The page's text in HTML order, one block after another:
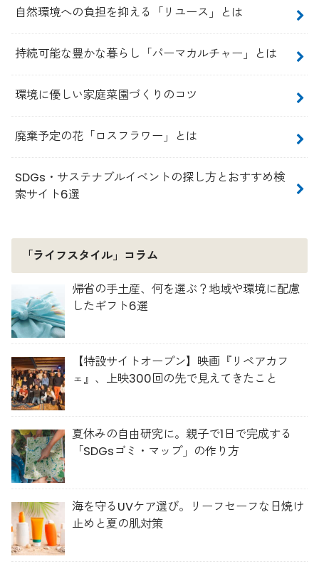
自然環境への負担を抑える「リユース」とは
持続可能な豊かな暮らし「パーマカルチャー」とは
環境に優しい家庭菜園づくりのコツ
廃棄予定の花「ロスフラワー」とは
SDGs・サステナブルイベントの探し方とおすすめ検
索サイト6選
「ライフスタイル」コラム
帰省の手土産、何を選ぶ？地域や環境に配慮
したギフト6選
【特設サイトオープン】映画『リペアカフ
ェ』、上映300回の先で見えてきたこと
夏休みの自由研究に。親子で1日で完成する
「SDGsゴミ・マップ」の作り方
海を守るUVケア選び。リーフセーフな日焼け
止めと夏の肌対策